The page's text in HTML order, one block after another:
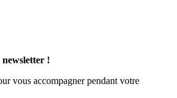
!
vous accompagner pendant votre